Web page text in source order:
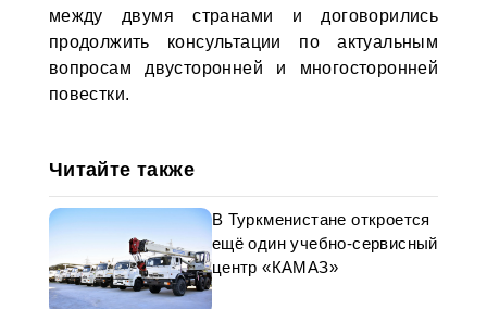
между двумя странами и договорились
продолжить консультации по актуальным
вопросам двусторонней и многосторонней
повестки.
Читайте также
В Туркменистане откроется
ещё один учебно-сервисный
центр «КАМАЗ»